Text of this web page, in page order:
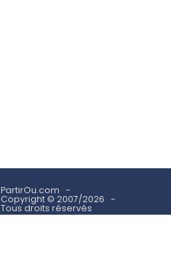
PartirOu.com
Copyright © 2007/2026
Tous droits réservés